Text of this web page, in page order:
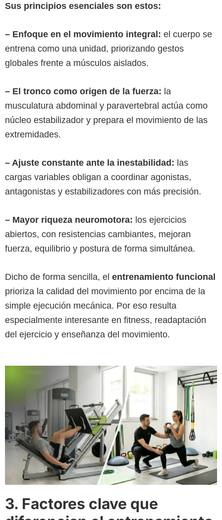
Sus principios esenciales son estos:
– Enfoque en el movimiento integral: el cuerpo se
entrena como una unidad, priorizando gestos
globales frente a músculos aislados.
– El tronco como origen de la fuerza: la
musculatura abdominal y paravertebral actúa como
núcleo estabilizador y prepara el movimiento de las
extremidades.
– Ajuste constante ante la inestabilidad: las
cargas variables obligan a coordinar agonistas,
antagonistas y estabilizadores con más precisión.
– Mayor riqueza neuromotora: los ejercicios
abiertos, con resistencias cambiantes, mejoran
fuerza, equilibrio y postura de forma simultánea.
Dicho de forma sencilla, el entrenamiento funcional
prioriza la calidad del movimiento por encima de la
simple ejecución mecánica. Por eso resulta
especialmente interesante en fitness, readaptación
del ejercicio y enseñanza del movimiento.
3. Factores clave que